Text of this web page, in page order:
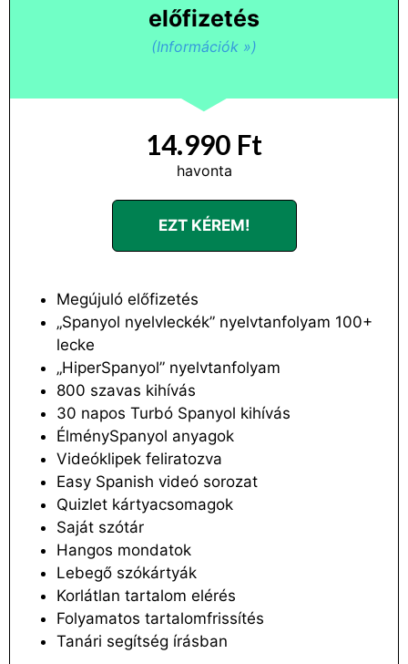
előfizetés
(Információk »)
14.990 Ft
havonta
EZT KÉREM!
Megújuló előfizetés
„Spanyol nyelvleckék” nyelvtanfolyam 100+
lecke
„HiperSpanyol” nyelvtanfolyam
800 szavas kihívás
30 napos Turbó Spanyol kihívás
ÉlménySpanyol anyagok
Videóklipek feliratozva
Easy Spanish videó sorozat
Quizlet kártyacsomagok
Saját szótár
Hangos mondatok
Lebegő szókártyák
Korlátlan tartalom elérés
Folyamatos tartalomfrissítés
Tanári segítség írásban